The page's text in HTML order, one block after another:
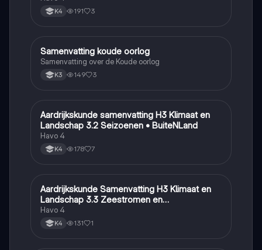
K4 191 3
Geschiedenis
Samenvatting koude oorlog
Samenvatting over de Koude oorlog
K3 149 3
Aardrijkskunde
Aardrijkskunde samenvatting H3 Klimaat en
Landschap 3.2 Seizoenen • BuiteNLand
Havo 4
K4 178 7
Aardrijkskunde
Aardrijkskunde Samenvatting H3 Klimaat en
Landschap 3.3 Zeestromen en
Klimaatgebieden • BuiteNLand
Havo 4
K4 131 1